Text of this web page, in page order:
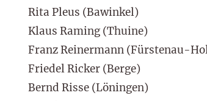
Rita Pleus (Bawinkel)
Klaus Raming (Thuine)
Franz Reinermann (Fürstenau-
Friedel Ricker (Berge)
Bernd Risse (Löningen)